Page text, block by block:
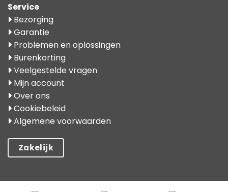
Service
Bezorging
Garantie
Problemen en oplossingen
Burenkorting
Veelgestelde vragen
Mijn account
Over ons
Cookiebeleid
Algemene voorwaarden
Zakelijk